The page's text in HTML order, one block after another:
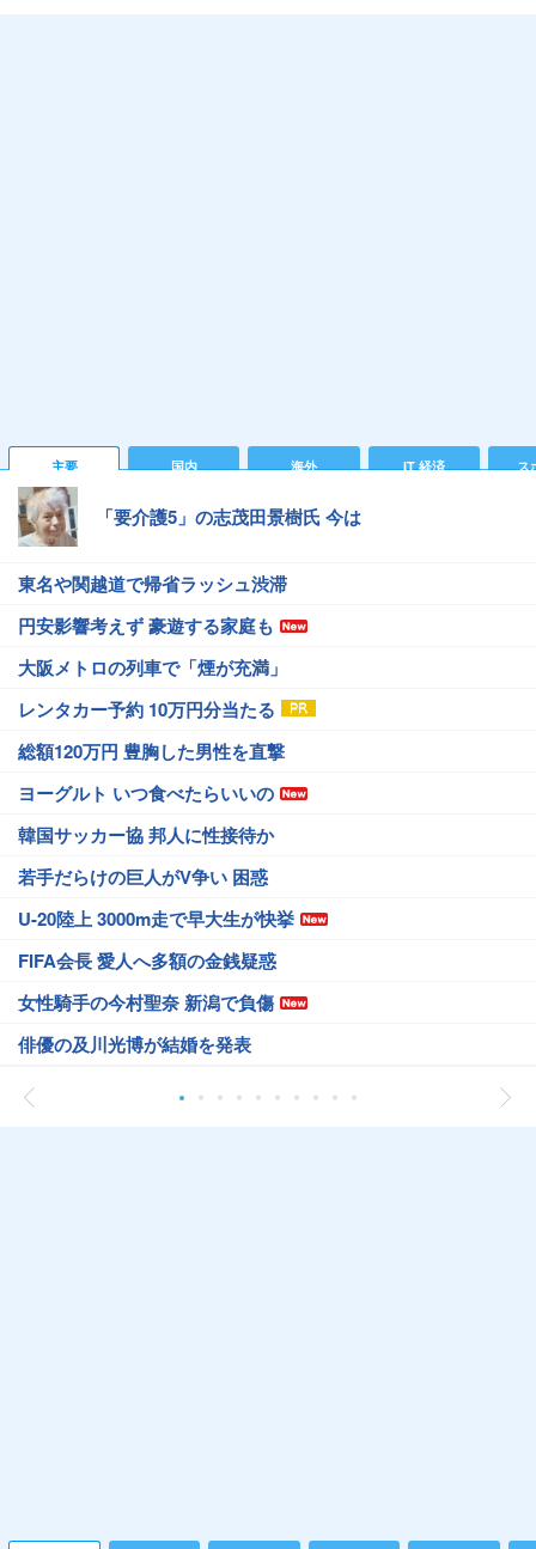
主要 国内 海外 IT 経済 ス
「要介護5」の志茂田景樹氏 今は
東名や関越道で帰省ラッシュ渋滞
円安影響考えず 豪遊する家庭も
大阪メトロの列車で「煙が充満」
レンタカー予約 10万円分当たる
総額120万円 豊胸した男性を直撃
ヨーグルト いつ食べたらいいの
韓国サッカー協 邦人に性接待か
若手だらけの巨人がV争い 困惑
U-20陸上 3000m走で早大生が快挙
FIFA会長 愛人へ多額の金銭疑惑
女性騎手の今村聖奈 新潟で負傷
俳優の及川光博が結婚を発表